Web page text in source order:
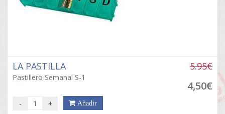
LA PASTILLA
Pastillero Semanal S-1
5.95€
4,50€
- + Añadir